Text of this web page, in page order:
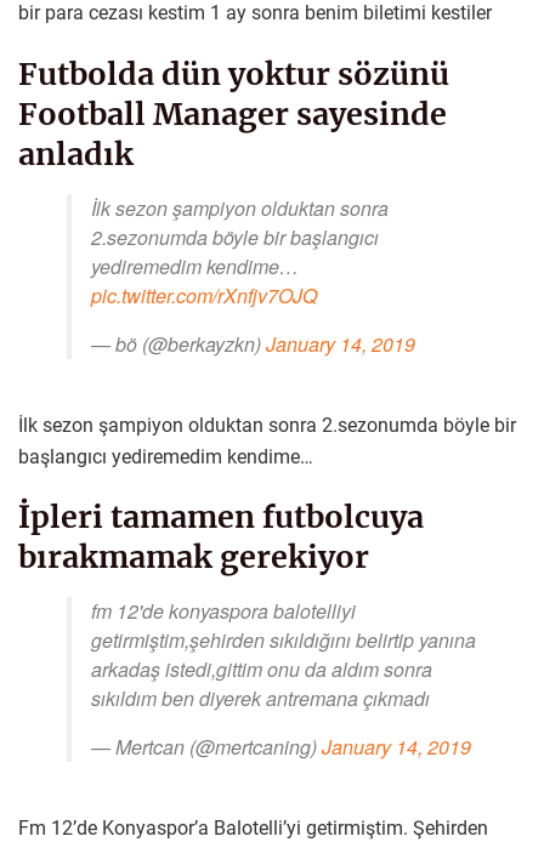
bir para cezası kestim 1 ay sonra benim biletimi kestiler
Futbolda dün yoktur sözünü
Football Manager sayesinde
anladık
İlk sezon şampiyon olduktan sonra
2.sezonumda böyle bir başlangıcı
yediremedim kendime…
pic.twitter.com/rXnfjv7OJQ
— bö (@berkayzkn)January 14, 2019
İlk sezon şampiyon olduktan sonra 2.sezonumda böyle bir
başlangıcı yediremedim kendime…
İpleri tamamen futbolcuya
bırakmamak gerekiyor
fm 12'de konyaspora balotelliyi
getirmiştim,şehirden sıkıldığını belirtip yanına
arkadaş istedi,gittim onu da aldım sonra
sıkıldım ben diyerek antremana çıkmadı
— Mertcan (@mertcaning)January 14, 2019
Fm 12’de Konyaspor’a Balotelli’yi getirmiştim. Şehirden